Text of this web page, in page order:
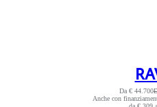
Da € 44.700
Anche con